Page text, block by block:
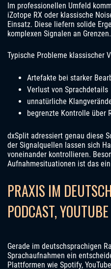
Im professionellen Umfeld
iZotope RX oder klassische
Einsatz. Diese liefern solide
komplexen Signalen an Grenzen.
Typische Probleme klassischer
Artefakte bei starker
Verlust von Sprachdetails
unnatürliche
begrenzte Kontrolle über
dxSplit adressiert genau diese
der Signalquellen lassen sich
voneinander kontrollieren.
Aufnahmesituationen ist das
PRAXIS IM
PODCAST,
Gerade im deutschsprachigen
Sprachaufnahmen ein
Plattformen wie Spotify,